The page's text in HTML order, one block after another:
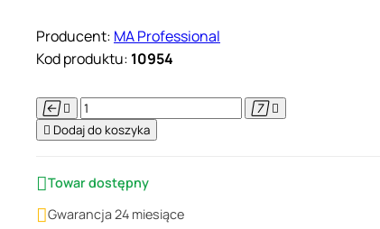
Producent: MA Professional
Kod produktu: 10954
   
 Dodaj do koszyka
Towar dostępny
Gwarancja 24 miesiące